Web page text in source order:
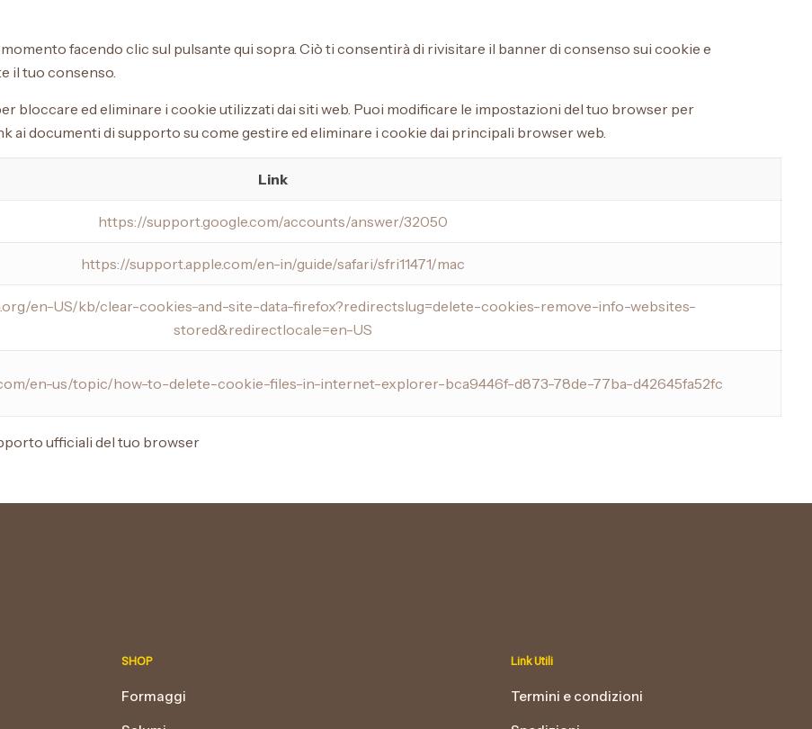
facendo clic sul pulsante qui sopra. Ciò ti consentirà di rivisitare il banner di consenso sui cookie e
il tuo consenso.
bloccare ed eliminare i cookie utilizzati dai siti web. Puoi modificare le impostazioni del tuo browser per
ai documenti di supporto su come gestire ed eliminare i cookie dai principali browser web.
Link
https://support.google.com/accounts/answer/32050
https://support.apple.com/en-in/guide/safari/sfri11471/mac
en-US/kb/clear-cookies-and-site-data-firefox?redirectslug=delete-cookies-remove-info-websites-
stored&redirectlocale=en-US
en-us/topic/how-to-delete-cookie-files-in-internet-explorer-bca9446f-d873-78de-77ba-d42645fa52fc
ufficiali del tuo browser
SHOP
Formaggi
Link Utili
Termini e condizioni